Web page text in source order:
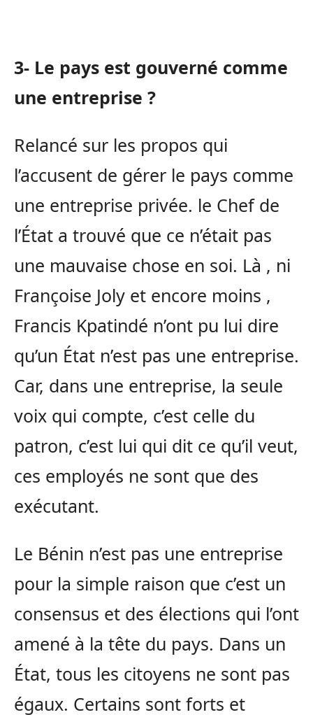
3- Le pays est gouverné comme
une entreprise ?
Relancé sur les propos qui
l’accusent de gérer le pays comme
une entreprise privée. le Chef de
l’État a trouvé que ce n’était pas
une mauvaise chose en soi. Là , ni
Françoise Joly et encore moins ,
Francis Kpatindé n’ont pu lui dire
qu’un État n’est pas une entreprise.
Car, dans une entreprise, la seule
voix qui compte, c’est celle du
patron, c’est lui qui dit ce qu’il veut,
ces employés ne sont que des
exécutant.
Le Bénin n’est pas une entreprise
pour la simple raison que c’est un
consensus et des élections qui l’ont
amené à la tête du pays. Dans un
État, tous les citoyens ne sont pas
égaux. Certains sont forts et